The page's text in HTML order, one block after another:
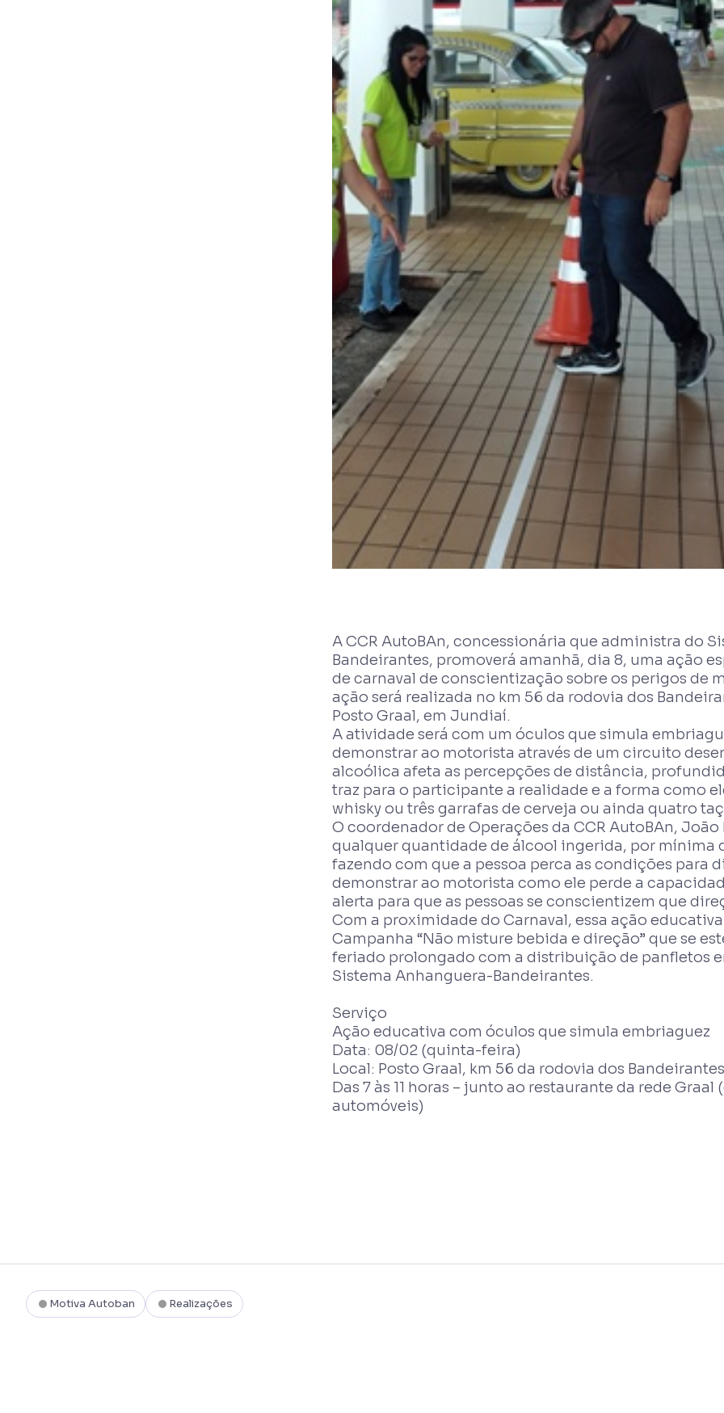
A CCR AutoBAn, concessionária que administra do
Bandeirantes, promoverá amanhã, dia 8, uma ação
de carnaval de conscientização sobre os perigos de
ação será realizada no km 56 da rodovia dos
Posto Graal, em Jundiaí.
A atividade será com um óculos que simula
demonstrar ao motorista através de um circuito
alcoólica afeta as percepções de distância,
traz para o participante a realidade e a forma como
whisky ou três garrafas de cerveja ou ainda quatro
O coordenador de Operações da CCR AutoBAn,
qualquer quantidade de álcool ingerida, por mínima
fazendo com que a pessoa perca as condições para
demonstrar ao motorista como ele perde a
alerta para que as pessoas se conscientizem que
Com a proximidade do Carnaval, essa ação
Campanha “Não misture bebida e direção” que se
feriado prolongado com a distribuição de panfletos
Sistema Anhanguera-Bandeirantes.
Serviço
Ação educativa com óculos que simula embriaguez
Data: 08/02 (quinta-feira)
Local: Posto Graal, km 56 da rodovia dos
Das 7 às 11 horas – junto ao restaurante da rede
automóveis)
Motiva Autoban Realizações